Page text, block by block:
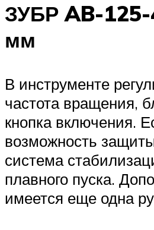
ЗУБР AB-
мм
В инструменте
частота вращения,
кнопка включения.
возможность
система
плавного пуска.
имеется еще одна